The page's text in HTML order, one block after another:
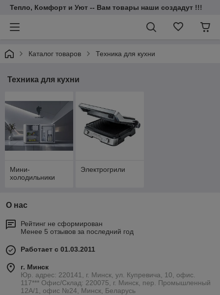
Тепло, Комфорт и Уют -- Вам товары наши создадут !!!
Каталог товаров Техника для кухни
Техника для кухни
Мини-
холодильники
Электрогрили
О нас
Рейтинг не сформирован
Менее 5 отзывов за последний год
Работает с 01.03.2011
г. Минск
Юр. адрес: 220141, г. Минск, ул. Купревича, 10, офис.
117*** Офис/Склад: 220075, г. Минск, пер. Промышленный
12А/1, офис №24, Минск, Беларусь